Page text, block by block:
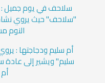
سلاحف في يوم
"سلاحف" حيث يروي
النوم
أم سليم ودجاجتها :
سليم" ويشير إلى عادة